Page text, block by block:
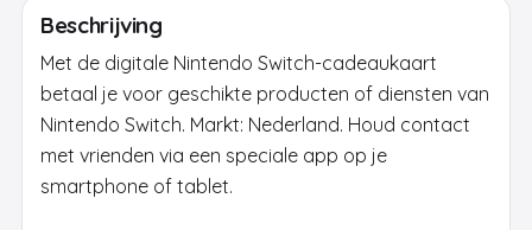
Beschrijving
Met de digitale Nintendo Switch-cadeaukaart
betaal je voor geschikte producten of diensten van
Nintendo Switch. Markt: Nederland. Houd contact
met vrienden via een speciale app op je
smartphone of tablet.